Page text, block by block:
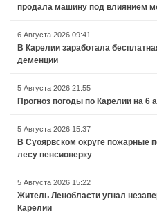
продала машину под влиянием
6 Августа 2026 09:41
В Карелии заработала
деменции
5 Августа 2026 21:55
Прогноз погоды по Карелии на 6
5 Августа 2026 15:37
В Суоярвском округе пожарные
лесу пенсионерку
5 Августа 2026 15:22
Житель Ленобласти угнал
Карелии